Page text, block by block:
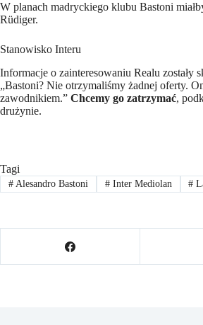
W planach madryckiego klubu Bastoni
Rüdiger.
Stanowisko Interu
Informacje o zainteresowaniu Realu
„Bastoni? Nie otrzymaliśmy żadnej oferty.
zawodnikiem.” Chcemy go zatrzymać,
drużynie.
Tagi
#Alesandro Bastoni #Inter Mediolan #